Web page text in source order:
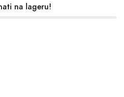
na lageru!